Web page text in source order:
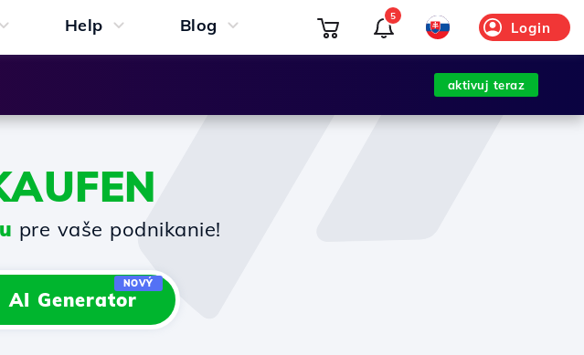
Help Blog Login
5
aktivuj teraz
pre vaše podnikanie!
AI Generator
NOVÝ